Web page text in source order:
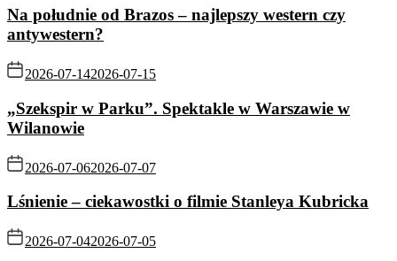
Na południe od Brazos – najlepszy western czy
antywestern?
2026-07-142026-07-15
„Szekspir w Parku”. Spektakle w Warszawie w
Wilanowie
2026-07-062026-07-07
Lśnienie – ciekawostki o filmie Stanleya Kubricka
2026-07-042026-07-05